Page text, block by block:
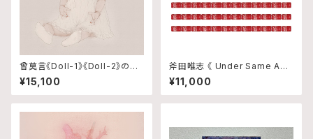
曾莫言《Doll-1》《Doll-2》のセ
ット
¥15,100
斧田唯志 《 Under Same Am
erica 》
¥11,000